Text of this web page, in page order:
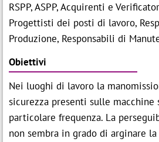
RSPP, ASPP, Acquirenti e
Progettisti dei posti di lavoro,
Produzione, Responsabili di
Obiettivi
Nei luoghi di lavoro la
sicurezza presenti sulle macchine
particolare frequenza. La
non sembra in grado di arginare
Data:17 Dic 2026
Brochure
Iscrizione entro:
Prezzo:
 Modulo d'iscrizioneIT EN